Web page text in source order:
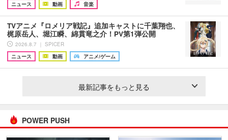
ニュース
動画 音楽
TVアニメ『ロメリア戦記』追加キャストに千葉翔也、
梶原岳人、堀江瞬、綿貫竜之介！PV第1弾公開
2026.8.7 ｜ SPICER
ニュース
動画 アニメ/ゲーム
最新記事をもっと見る
POWER PUSH